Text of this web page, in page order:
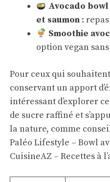
Avocado
et saumon :
Smoothie
option vegan
Pour ceux qui
conservant un apport
intéressant d’explorer
de sucre raffiné et
la nature, comme
Paléo Lifestyle – Bowl
CuisineAZ – Recettes à